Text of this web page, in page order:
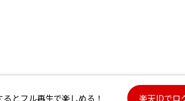
るとフル再生で楽しめる！ 楽天IDでロ